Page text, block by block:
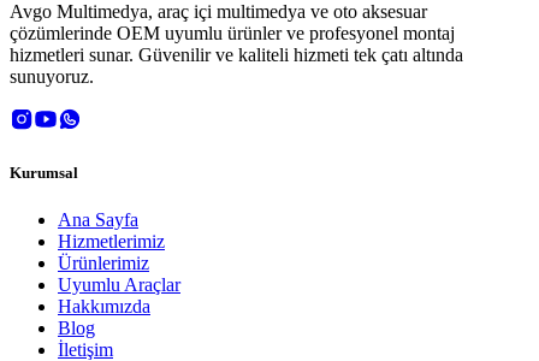
Avgo Multimedya, araç içi multimedya ve oto aksesuar
çözümlerinde OEM uyumlu ürünler ve profesyonel montaj
hizmetleri sunar. Güvenilir ve kaliteli hizmeti tek çatı altında
sunuyoruz.
Kurumsal
Ana Sayfa
Hizmetlerimiz
Ürünlerimiz
Uyumlu Araçlar
Hakkımızda
Blog
İletişim